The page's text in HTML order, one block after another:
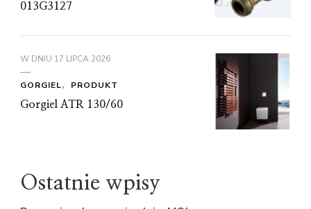
013G3127
W DNIU 17 LIPCA 2026
GORGIEL
PRODUKT
Gorgiel ATR 130/60
Ostatnie wpisy